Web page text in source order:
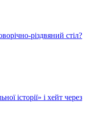
різдвяний стіл?
історії» і хейт через